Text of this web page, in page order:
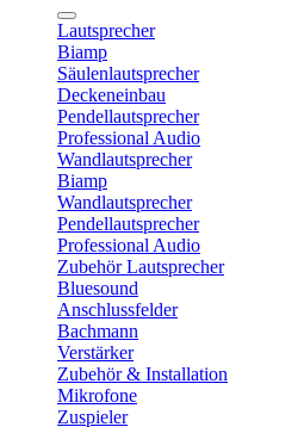
Lautsprecher
Biamp
Säulenlautsprecher
Deckeneinbau
Pendellautsprecher
Professional Audio
Wandlautsprecher
Biamp
Wandlautsprecher
Pendellautsprecher
Professional Audio
Zubehör Lautsprecher
Bluesound
Anschlussfelder
Bachmann
Verstärker
Zubehör & Installation
Mikrofone
Zuspieler